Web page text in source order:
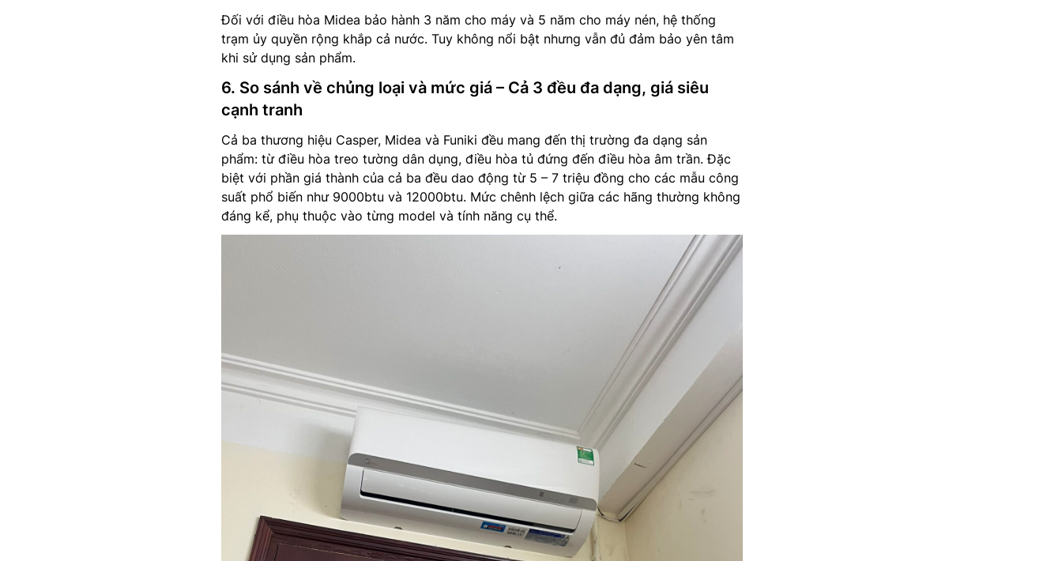
Đối với điều hòa Midea bảo hành 3 năm cho máy và 5 năm cho máy nén, hệ thống
trạm ủy quyền rộng khắp cả nước. Tuy không nổi bật nhưng vẫn đủ đảm bảo yên tâm
khi sử dụng sản phẩm.
6. So sánh về chủng loại và mức giá – Cả 3 đều đa dạng, giá siêu
cạnh tranh
Cả ba thương hiệu Casper, Midea và Funiki đều mang đến thị trường đa dạng sản
phẩm: từ điều hòa treo tường dân dụng, điều hòa tủ đứng đến điều hòa âm trần. Đặc
biệt với phần giá thành của cả ba đều dao động từ 5 – 7 triệu đồng cho các mẫu công
suất phổ biến như 9000btu và 12000btu. Mức chênh lệch giữa các hãng thường không
đáng kể, phụ thuộc vào từng model và tính năng cụ thể.